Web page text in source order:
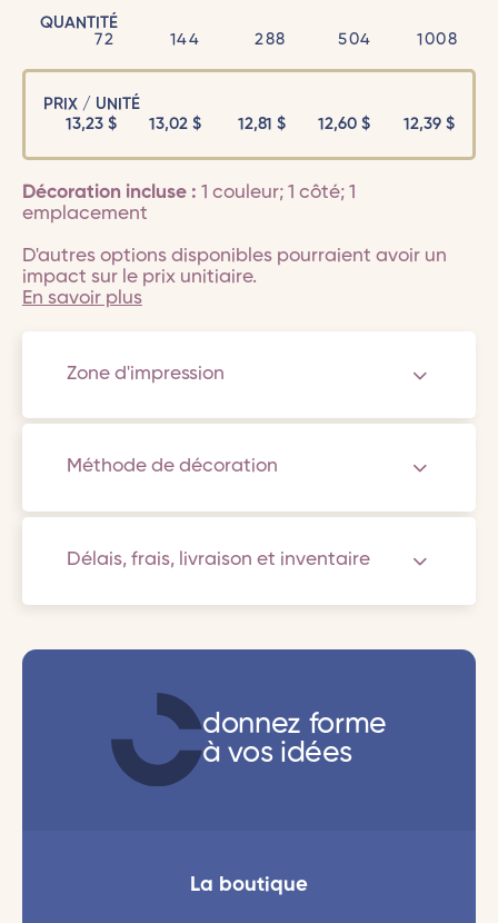
QUANTITÉ
72
144 288 504 1008
PRIX / UNITÉ
13,23 $ 13,02 $ 12,81$ 12,60$ 12,39$
Décoration incluse : 1 couleur; 1 côté; 1
emplacement
D'autres options disponibles pourraient avoir un
impact sur le prix unitiaire.
En savoir plus
Zone d'impression
Méthode de décoration
Délais, frais, livraison et inventaire
donnez forme
à vos idées
La boutique